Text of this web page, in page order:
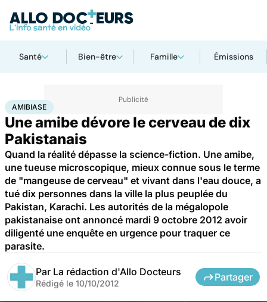
Santé Bien-être Famille Émissions
AccueilSanté Maladies infectieuses
AMIBIASE
Une amibe dévore le cerveau de dix
Pakistanais
Quand la réalité dépasse la science-fiction. Une amibe,
une tueuse microscopique, mieux connue sous le terme
de "mangeuse de cerveau" et vivant dans l'eau douce, a
tué dix personnes dans la ville la plus peuplée du
Pakistan, Karachi. Les autorités de la mégalopole
pakistanaise ont annoncé mardi 9 octobre 2012 avoir
diligenté une enquête en urgence pour traquer ce
parasite.
Par La rédaction d'Allo Docteurs
Rédigé le 10/10/2012
Partager